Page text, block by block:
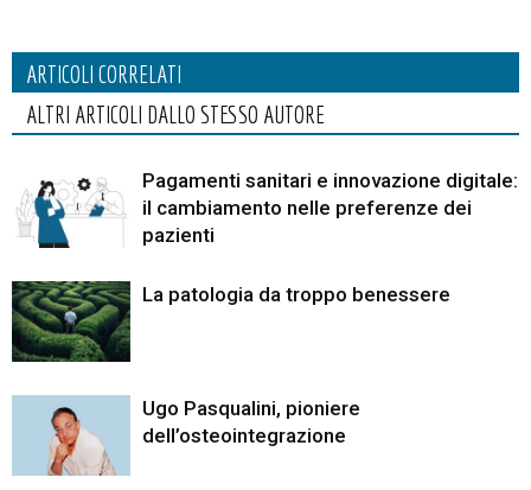
ARTICOLI CORRELATI
ALTRI ARTICOLI DALLO STESSO AUTORE
Pagamenti sanitari e innovazione digitale:
il cambiamento nelle preferenze dei
pazienti
La patologia da troppo benessere
Ugo Pasqualini, pioniere
dell’osteointegrazione